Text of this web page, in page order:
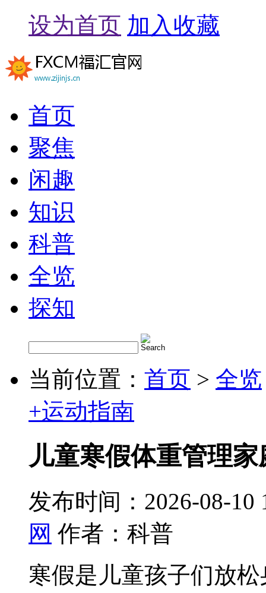
设为首页 加入收藏
首页
聚焦
闲趣
知识
科普
全览
探知
当前位置： 首页 > 全览
+运动指南
儿童寒假体重管理
发布时间：2026-08-10
网 作者：科普
寒假是儿童孩子们放